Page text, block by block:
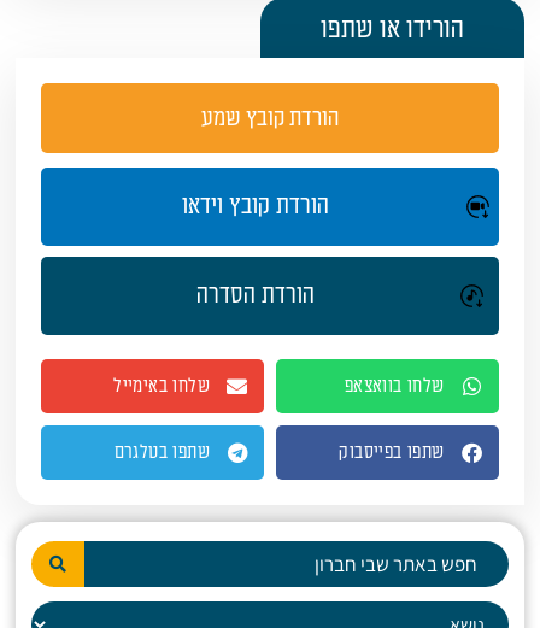
הורידו או שתפו
הורדת קובץ שמע
הורדת קובץ וידאו
הורדת הסדרה
שלחו בוואצאפ שלחו באימייל
שתפו בפייסבוק שתפו בטלגרם